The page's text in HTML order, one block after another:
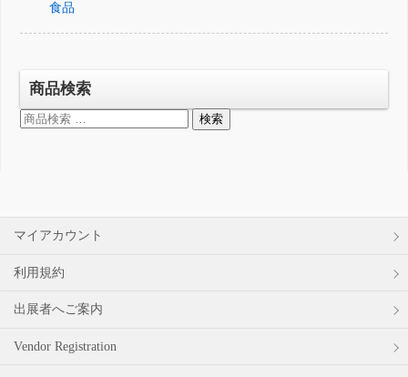
食品
商品検索
検
検索
マイアカウント
利用規約
出展者へご案内
Vendor Registration